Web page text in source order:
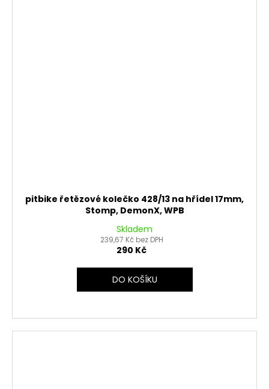
pitbike řetězové kolečko 428/13 na hřídel 17mm,
Stomp, DemonX, WPB
Skladem
239,67 Kč bez DPH
290 Kč
DO KOŠÍKU